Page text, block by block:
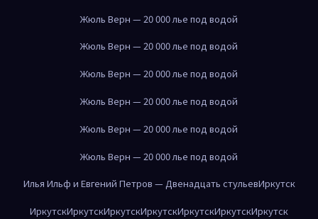
Жюль Верн — 20 000 лье под водой
Жюль Верн — 20 000 лье под водой
Жюль Верн — 20 000 лье под водой
Жюль Верн — 20 000 лье под водой
Жюль Верн — 20 000 лье под водой
Жюль Верн — 20 000 лье под водой
Илья Ильф и Евгений Петров — Двенадцать стульевИркутск
ИркутскИркутскИркутскИркутскИркутскИркутскИркутск